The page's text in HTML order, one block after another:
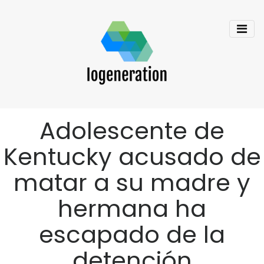
Adolescente de
Kentucky acusado de
matar a su madre y
hermana ha
escapado de la